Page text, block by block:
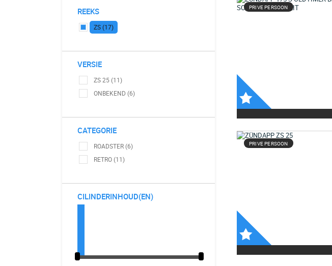
REEKS
ZS (17)
VERSIE
ZS 25 (11)
ONBEKEND (6)
CATEGORIE
ROADSTER (6)
RETRO (11)
CILINDERINHOUD(EN)
PRIVE PERSOON
PRIVE PERSOON